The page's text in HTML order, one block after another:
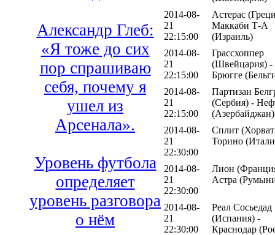
Александр Глеб:
«Я тоже до сих
пор спрашиваю
себя, почему я
ушел из
Арсенала».
Уровень футбола
определяет
уровень разговора
о нём
2014-08-
21
22:15:00
Астерас
Маккаби Т-А
(Израиль)
2014-08-
21
22:15:00
Грассхоппер
(Швейцария) -
Брюгге
2014-08-
21
22:15:00
Партизан
(Сербия) -
(Азербайджан)
2014-08-
21
22:30:00
Сплит
Торино
2014-08-
21
22:30:00
Лион
Астра
2014-08-
21
22:30:00
Реал Сосьедад
(Испания) -
Краснодар